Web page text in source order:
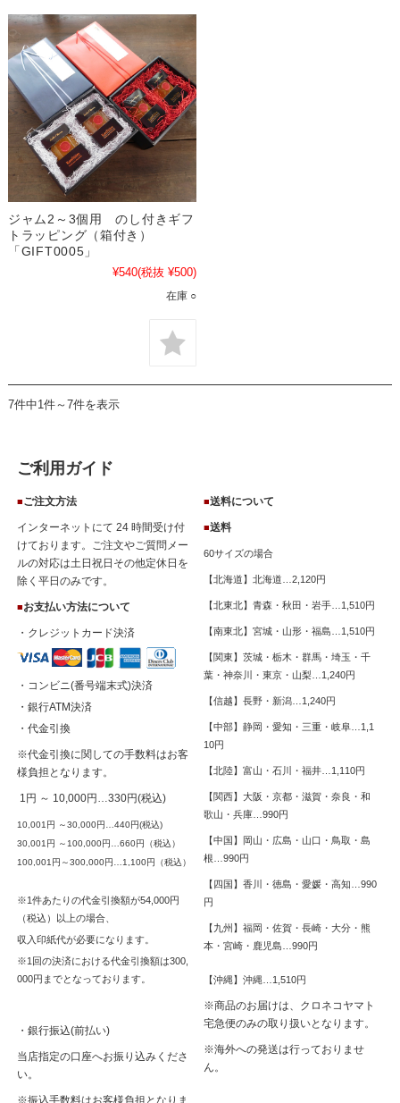
ジャム2～3個用 のし付きギフ
トラッピング（箱付き）
「GIFT0005」
¥540(税抜 ¥500)
在庫 ○
7件中1件～7件を表示
ご利用ガイド
■ご注文方法
インターネットにて 24 時間受け付
けております。ご注文やご質問メー
ルの対応は土日祝日その他定休日を
除く平日のみです。
■お支払い方法について
・クレジットカード決済
・コンビニ(番号端末式)決済
・銀行ATM決済
・代金引換
※代金引換に関しての手数料はお客
様負担となります。
1円 ～ 10,000円…330円(税込)
10,001円 ～30,000円…440円(税込)
30,001円 ～100,000円…660円（税込）
100,001円～300,000円…1,100円（税込）
※1件あたりの代金引換額が54,000円
（税込）以上の場合、
収入印紙代が必要になります。
※1回の決済における代金引換額は300,
000円までとなっております。
・銀行振込(前払い)
当店指定の口座へお振り込みくださ
い。
※振込手数料はお客様負担となりま
■送料について
■送料
60サイズの場合
【北海道】北海道…2,120円
【北東北】青森・秋田・岩手…1,510円
【南東北】宮城・山形・福島…1,510円
【関東】茨城・栃木・群馬・埼玉・千
葉・神奈川・東京・山梨…1,240円
【信越】長野・新潟…1,240円
【中部】静岡・愛知・三重・岐阜…1,1
10円
【北陸】富山・石川・福井…1,110円
【関西】大阪・京都・滋賀・奈良・和
歌山・兵庫…990円
【中国】岡山・広島・山口・鳥取・島
根…990円
【四国】香川・徳島・愛媛・高知…990
円
【九州】福岡・佐賀・長崎・大分・熊
本・宮崎・鹿児島…990円
【沖縄】沖縄…1,510円
※商品のお届けは、クロネコヤマト
宅急便のみの取り扱いとなります。
※海外への発送は行っておりませ
ん。